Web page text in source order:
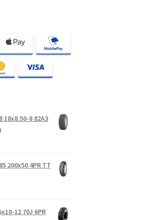
18x8.50-8 82A3
200x50 4PR TT
12 70J 6PR